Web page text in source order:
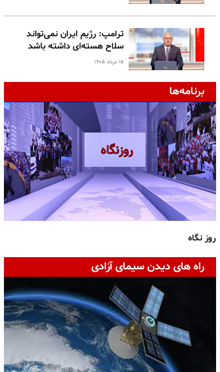
ترامپ: رژیم ایران نمی‌تواند
سلاح هسته‌ای داشته باشد
۱۵ مرداد ۱۴۰۵
برنامه‌ها
روز نگاه
راه های دیدن سیمای آزادی